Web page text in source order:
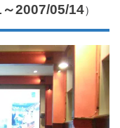
2007/05/14）